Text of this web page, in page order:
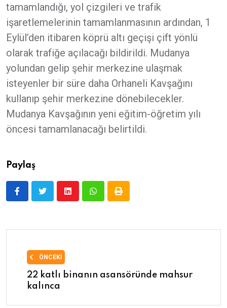
tamamlandığı, yol çizgileri ve trafik
işaretlemelerinin tamamlanmasının ardından, 1
Eylül’den itibaren köprü altı geçişi çift yönlü
olarak trafiğe açılacağı bildirildi. Mudanya
yolundan gelip şehir merkezine ulaşmak
isteyenler bir süre daha Orhaneli Kavşağını
kullanıp şehir merkezine dönebilecekler.
Mudanya Kavşağının yeni eğitim-öğretim yılı
öncesi tamamlanacağı belirtildi.
Paylaş
ÖNCEKI
22 katlı binanın asansöründe mahsur
kalınca